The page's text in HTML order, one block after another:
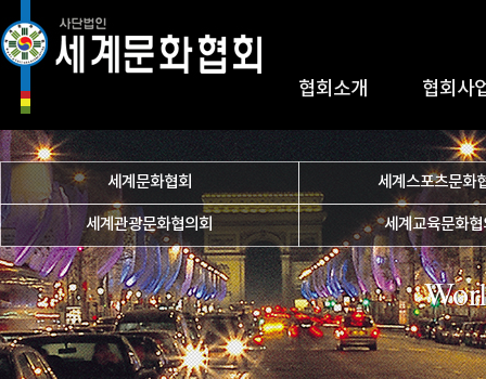
협회소개 협회사
세계문화협회 세계스포츠문화
세계관광문화협의회 세계교육문화